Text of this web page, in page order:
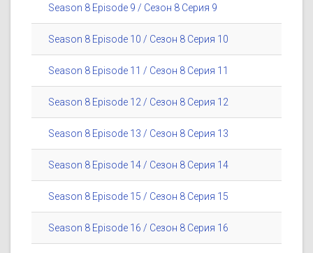
Season 8 Episode 9 / Сезон 8 Серия 9
Season 8 Episode 10 / Сезон 8 Серия 10
Season 8 Episode 11 / Сезон 8 Серия 11
Season 8 Episode 12 / Сезон 8 Серия 12
Season 8 Episode 13 / Сезон 8 Серия 13
Season 8 Episode 14 / Сезон 8 Серия 14
Season 8 Episode 15 / Сезон 8 Серия 15
Season 8 Episode 16 / Сезон 8 Серия 16